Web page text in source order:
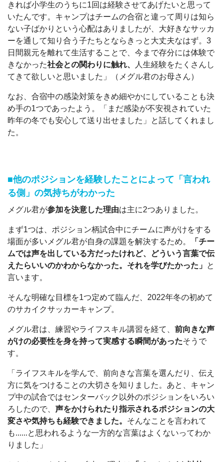
きれば小学生のうちに1回は経験させてあげたいと思って
いたんです。キャンプはチームの合宿と違って周りは知ら
ない子ばかりという心配はありましたが、大好きなサッカ
ーを通して知り合う子たちとならきっと大丈夫なはず。3
日間親元を離れて生活することで、今まで存分には体験で
きなかった社会との関わりに触れ、
人生経験をたくさんし
てきて欲しいと思いました」（メグル君のお母さん）
なお、合宿中の感染対策をきめ細やかにしていることも決
め手の1つであったよう。「まだ感染が不安視されていた
昨年の冬でも安心して送り出せました」と話してくれまし
た。
■他のポジションを経験したことによって「言われ
る側」の気持ちがわかった
メグル君が参加を決意した理由は主に2つありました。
まず1つは、ポジション柄試合中にチームに声がけをする
場面が多いメグル君が自身の課題を解決するため。
「チー
ムでは声を出している方だったけれど、どういう言葉で伝
えたらいいのかわからなかった。それを学びたかった」 と
言います。
そんな明確な目標を1つ定めて臨んだ、2022年冬の初めて
のサカイクサッカーキャンプ。
メグル君は、練習やライフスキル講習を経て、 前向きな声
がけの必要性を身を持って実感する瞬間があったそうで
す。
「ライフスキルを学んで、前向きな言葉を選んだり、伝え
方に気をつけることの大切さを知りました。あと、キャン
プ中の試合ではセンターバック以外のポジションをいろい
ろしたので、 声をかけられたり指示されるポジションの大
変さや気持ちも経験できました。 そんなことを言われて
も......と思われるような一方的な言葉はよくないってわか
りました」